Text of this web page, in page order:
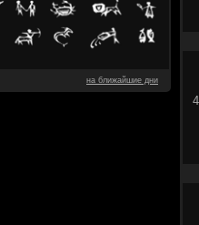
на ближайшие дни